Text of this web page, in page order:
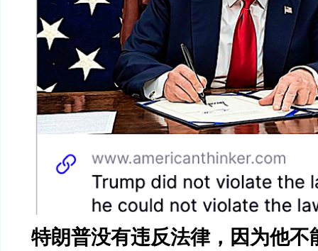
特朗普没有违反法律，因为他不